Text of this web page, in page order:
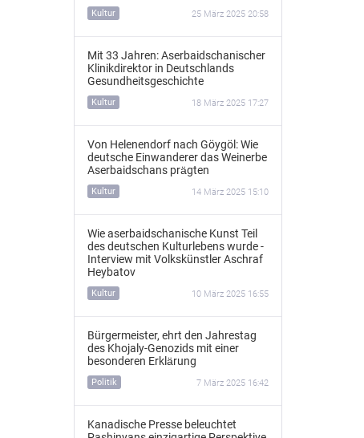
Kultur 25 März 2025 20:58
Mit 33 Jahren: Aserbaidschanischer
Klinikdirektor in Deutschlands
Gesundheitsgeschichte
Kultur 18 März 2025 17:27
Von Helenendorf nach Göygöl: Wie
deutsche Einwanderer das Weinerbe
Aserbaidschans prägten
Kultur 14 März 2025 15:10
Wie aserbaidschanische Kunst Teil
des deutschen Kulturlebens wurde -
Interview mit Volkskünstler Aschraf
Heybatov
Kultur 10 März 2025 16:55
Bürgermeister, ehrt den Jahrestag
des Khojaly-Genozids mit einer
besonderen Erklärung
Politik 7 März 2025 16:42
Kanadische Presse beleuchtet